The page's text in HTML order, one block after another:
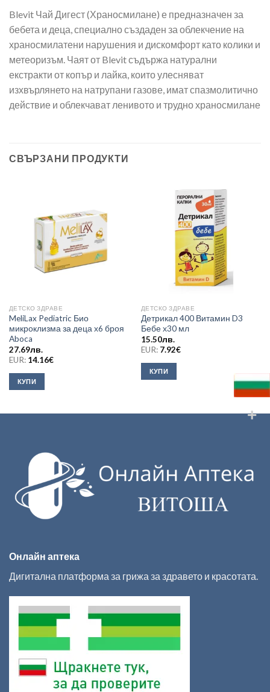
Blevit Чай Дигест (Храносмилане) е предназначен за
бебета и деца, специално създаден за облекчение на
храносмилатени нарушения и дискомфорт като колики и
метеоризъм. Чаят от Blevit съдържа натурални
екстракти от копър и лайка, които улесняват
изхвърлянето на натрупани газове, имат спазмолитично
действие и облекчават ленивото и трудно храносмилане
СВЪРЗАНИ ПРОДУКТИ
ДЕТСКО ЗДРАВЕ
MeliLax Pediatric Био
микроклизма за деца х6 броя
Aboca
27.69лв.
EUR: 14.16€
КУПИ
ДЕТСКО ЗДРАВЕ
Детрикал 400 Витамин D3
Бебе х30 мл
15.50лв.
EUR: 7.92€
КУПИ
Онлайн аптека
Дигитална платформа за грижа за здравето и красотата.